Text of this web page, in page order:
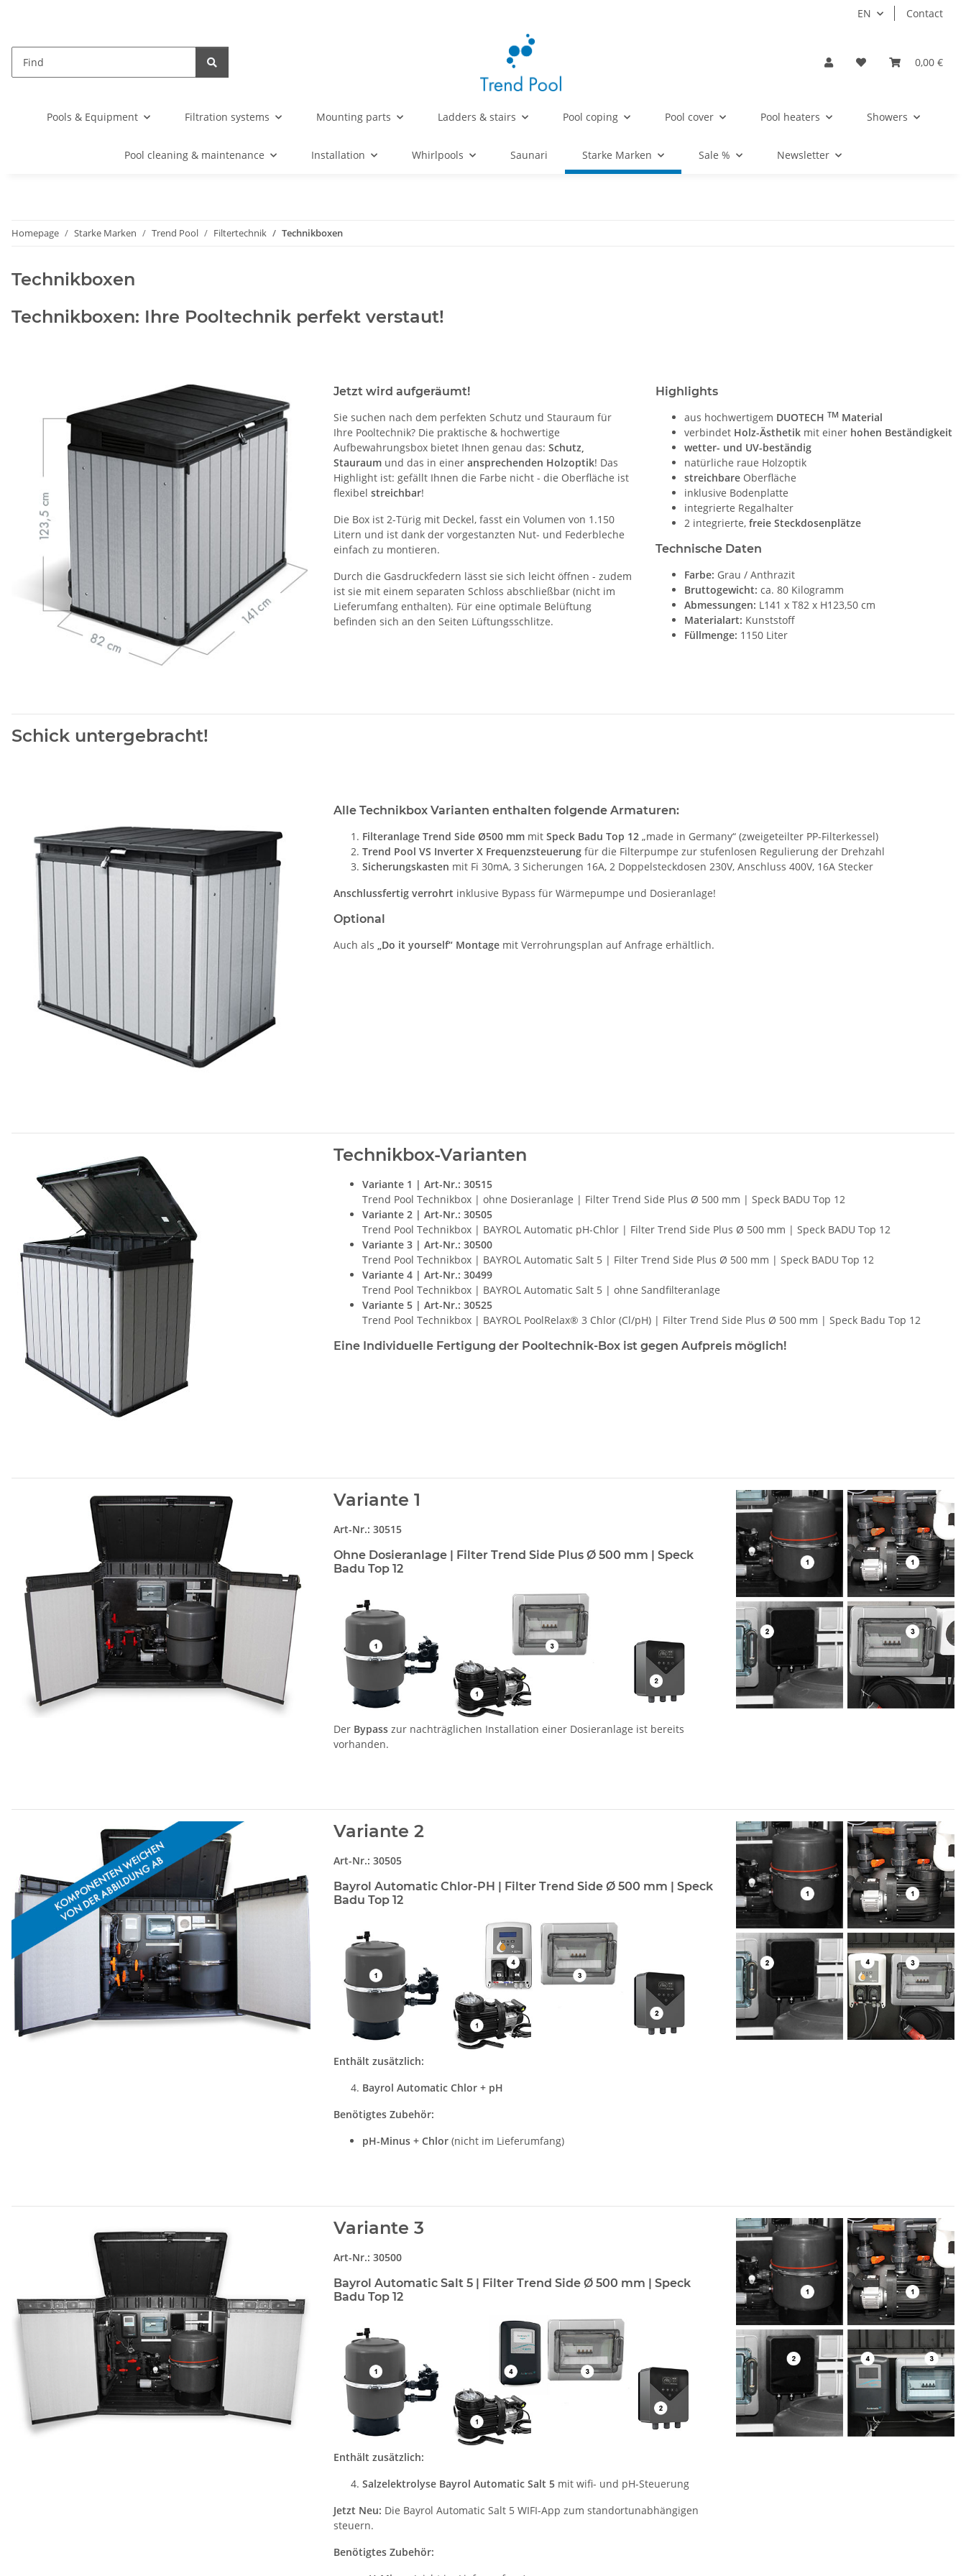
EN Contact
0,00 €
Pools & Equipment Filtration systems Mounting parts Ladders & stairs Pool coping Pool cover Pool heaters Showers
Pool cleaning & maintenance Installation Whirlpools Saunari Starke Marken Sale % Newsletter
Homepage Starke Marken Trend Pool Filtertechnik Technikboxen
Technikboxen
Technikboxen: Ihre Pooltechnik perfekt verstaut!
Jetzt wird aufgeräumt!
Sie suchen nach dem perfekten Schutz und Stauraum für
Ihre Pooltechnik? Die praktische & hochwertige
Aufbewahrungsbox bietet Ihnen genau das: Schutz,
Stauraum und das in einer ansprechenden Holzoptik! Das
Highlight ist: gefällt Ihnen die Farbe nicht - die Oberfläche ist
flexibel streichbar!
Die Box ist 2-Türig mit Deckel, fasst ein Volumen von 1.150
Litern und ist dank der vorgestanzten Nut- und Federbleche
einfach zu montieren.
Durch die Gasdruckfedern lässt sie sich leicht öffnen - zudem
ist sie mit einem separaten Schloss abschließbar (nicht im
Lieferumfang enthalten). Für eine optimale Belüftung
befinden sich an den Seiten Lüftungsschlitze.
Highlights
aus hochwertigem DUOTECH TM Material
verbindet Holz-Ästhetik mit einer hohen Beständigkeit
wetter- und UV-beständig
natürliche raue Holzoptik
streichbare Oberfläche
inklusive Bodenplatte
integrierte Regalhalter
2 integrierte, freie Steckdosenplätze
Technische Daten
Farbe: Grau / Anthrazit
Bruttogewicht: ca. 80 Kilogramm
Abmessungen: L141 x T82 x H123,50 cm
Materialart: Kunststoff
Füllmenge: 1150 Liter
Schick untergebracht!
Alle Technikbox Varianten enthalten folgende Armaturen:
Filteranlage Trend Side Ø500 mm mit Speck Badu Top 12 „made in Germany“ (zweigeteilter PP-Filterkessel)
Trend Pool VS Inverter X Frequenzsteuerung für die Filterpumpe zur stufenlosen Regulierung der Drehzahl
Sicherungskasten mit Fi 30mA, 3 Sicherungen 16A, 2 Doppelsteckdosen 230V, Anschluss 400V, 16A Stecker
Anschlussfertig verrohrt inklusive Bypass für Wärmepumpe und Dosieranlage!
Optional
Auch als „Do it yourself“ Montage mit Verrohrungsplan auf Anfrage erhältlich.
Technikbox-Varianten
Variante 1 | Art-Nr.: 30515
Trend Pool Technikbox | ohne Dosieranlage | Filter Trend Side Plus Ø 500 mm | Speck BADU Top 12
Variante 2 | Art-Nr.: 30505
Trend Pool Technikbox | BAYROL Automatic pH-Chlor | Filter Trend Side Plus Ø 500 mm | Speck BADU Top 12
Variante 3 | Art-Nr.: 30500
Trend Pool Technikbox | BAYROL Automatic Salt 5 | Filter Trend Side Plus Ø 500 mm | Speck BADU Top 12
Variante 4 | Art-Nr.: 30499
Trend Pool Technikbox | BAYROL Automatic Salt 5 | ohne Sandfilteranlage
Variante 5 | Art-Nr.: 30525
Trend Pool Technikbox | BAYROL PoolRelax® 3 Chlor (Cl/pH) | Filter Trend Side Plus Ø 500 mm | Speck Badu Top 12
Eine Individuelle Fertigung der Pooltechnik-Box ist gegen Aufpreis möglich!
Variante 1
Art-Nr.: 30515
Ohne Dosieranlage | Filter Trend Side Plus Ø 500 mm | Speck
Badu Top 12
Der Bypass zur nachträglichen Installation einer Dosieranlage ist bereits
vorhanden.
Variante 2
Art-Nr.: 30505
Bayrol Automatic Chlor-PH | Filter Trend Side Ø 500 mm | Speck
Badu Top 12
Enthält zusätzlich:
Bayrol Automatic Chlor + pH
Benötigtes Zubehör:
pH-Minus + Chlor (nicht im Lieferumfang)
Variante 3
Art-Nr.: 30500
Bayrol Automatic Salt 5 | Filter Trend Side Ø 500 mm | Speck
Badu Top 12
Enthält zusätzlich:
Salzelektrolyse Bayrol Automatic Salt 5 mit wifi- und pH-Steuerung
Jetzt Neu: Die Bayrol Automatic Salt 5 WIFI-App zum standortunabhängigen
steuern.
Benötigtes Zubehör: